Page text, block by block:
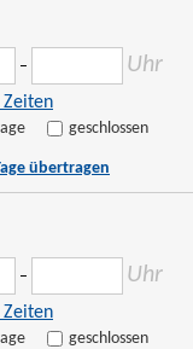
– Uhr
geschlossen
übertragen
– Uhr
geschlossen